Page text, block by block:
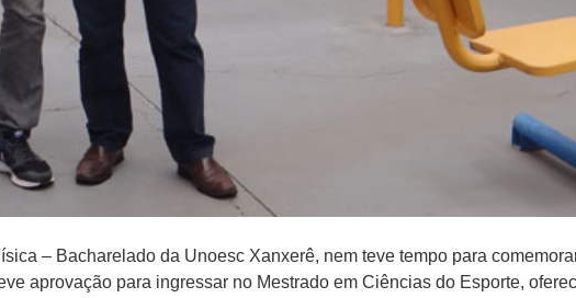
– Bacharelado da Unoesc Xanxerê, nem teve tempo para
aprovação para ingressar no Mestrado em Ciências do Esporte,